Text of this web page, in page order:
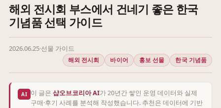
해외 전시회 부스에서 건네기 좋은 한국
기념품 선택 가이드
2026.06.25·선물 가이드
해외 전시회 바이어 홍보 선물 한국 기념품
AI 이 글은샵오브코리아 AI가 20년간 쌓인 운영 데이터와 실제
구매·후기 사례를 분석해 작성했습니다. 추천은 데이터에 기반